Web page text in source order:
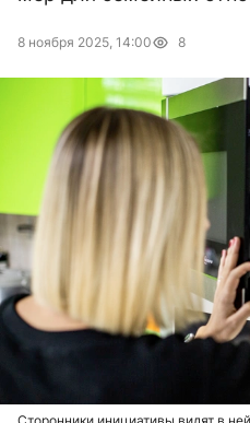
8 ноября 2025, 14:00 8